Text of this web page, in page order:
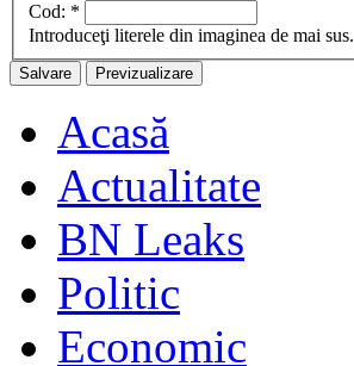
Cod: *
Introduceţi literele din imaginea de mai sus.
Acasă
Actualitate
BN Leaks
Politic
Economic